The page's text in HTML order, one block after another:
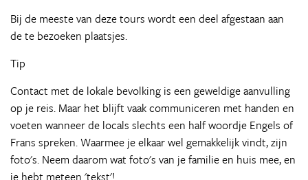
Bij de meeste van deze tours wordt een deel afgestaan aan
de te bezoeken plaatsjes.
Tip
Contact met de lokale bevolking is een geweldige aanvulling
op je reis. Maar het blijft vaak communiceren met handen en
voeten wanneer de locals slechts een half woordje Engels of
Frans spreken. Waarmee je elkaar wel gemakkelijk vindt, zijn
foto's. Neem daarom wat foto's van je familie en huis mee, en
je hebt meteen 'tekst'!